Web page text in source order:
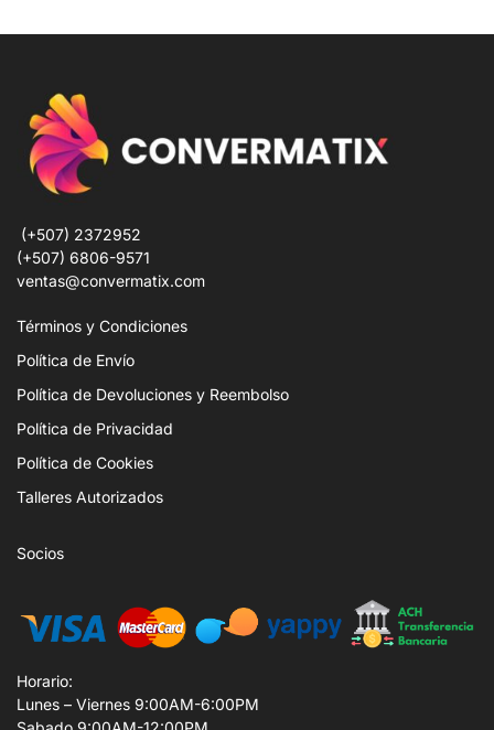
(+507) 2372952
(+507) 6806-9571
ventas@convermatix.com
Términos y Condiciones
Política de Envío
Política de Devoluciones y Reembolso
Política de Privacidad
Política de Cookies
Talleres Autorizados
Socios
Horario:
Lunes – Viernes 9:00AM-6:00PM